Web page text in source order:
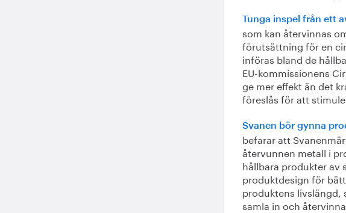
Tunga inspel från ett
som kan återvinnas
förutsättning för en
införas bland de
EU-kommissionens
ge mer effekt än det
föreslås för att
Svanen bör gynna
befarar att
återvunnen metall i
hållbara produkter av
produktdesign för
produktens
samla in och